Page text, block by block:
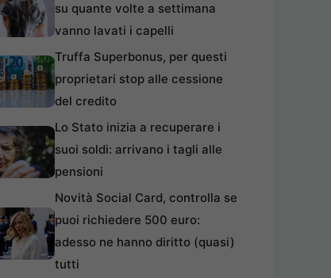
su quante volte a settimana
vanno lavati i capelli
Truffa Superbonus, per questi
proprietari stop alle cessione
del credito
Lo Stato inizia a recuperare i
suoi soldi: arrivano i tagli alle
pensioni
Novità Social Card, controlla se
puoi richiedere 500 euro:
adesso ne hanno diritto (quasi)
tutti